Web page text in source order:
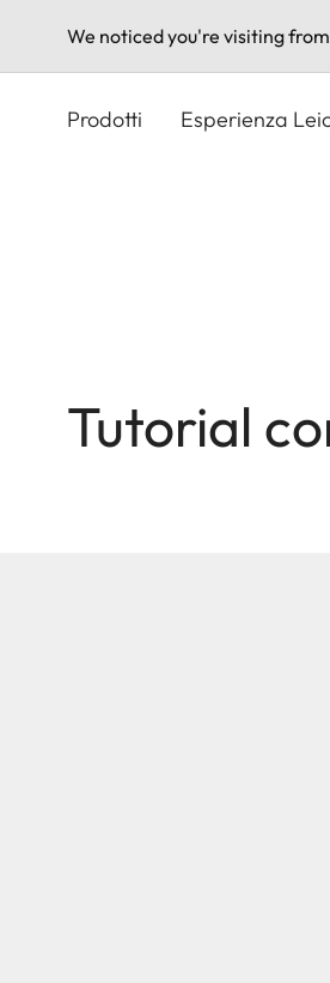
We noticed you're visiting from
Prodotti Esperienza
Tutorial